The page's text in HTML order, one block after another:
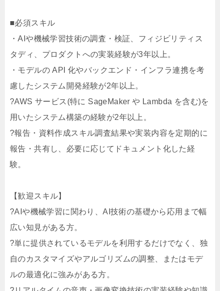
■必須スキル
・AIや機械学習技術の調査・検証、フィジビリティス
タディ、プロダクトへの実装経験が3年以上。
・モデルの API 化やバックエンド・インフラ連携を考
慮したシステム開発経験が2年以上。
?AWS サービス(特に SageMaker や Lambda を含む)を
用いたシステム構築の経験が2年以上。
?報告・資料作成スキル調査結果や実装内容を定期的に
報告・共有し、必要に応じてドキュメント化した経
験。
【歓迎スキル】
?AIや機械学習に関わり、AI技術の基礎から応用まで幅
広い知見がある方。
?単に提供されているモデルを利用するだけでなく、独
自のカスタマイズやアルゴリズムの調整、またはモデ
ルの最適化に強みがある方。